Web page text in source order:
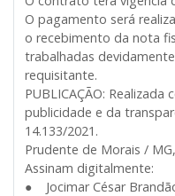
O pagamento será
o recebimento da nota
trabalhadas
requisitante.
PUBLICAÇÃO:
publicidade e da
14.133/2021.
Prudente de Morais /
Assinam digitalmente:
● Jocimar César